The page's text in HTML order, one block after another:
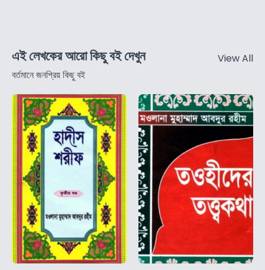
এই লেখকের আরো কিছু বই দেখুন
বর্তমানে জনপ্রিয় কিছু বই
View All